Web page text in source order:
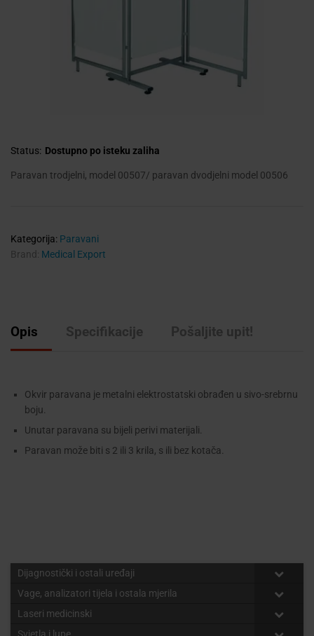
Status: Dostupno po isteku zaliha
Paravan trodjelni, model 00507/ paravan dvodjelni model 00506
Kategorija: Paravani
Brand: Medical Export
Opis Specifikacije Pošaljite upit!
Okvir paravana je metalni elektrostatski obrađen u sivo-srebrnu
boju.
Unutar paravana su bijeli perivi materijali.
Paravan može biti s 2 ili 3 krila, s ili bez kotača.
Dijagnostički i ostali uređaji
Vage, analizatori tijela i ostala mjerila
Laseri medicinski